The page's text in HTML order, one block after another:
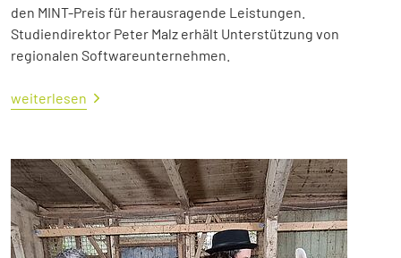
den MINT-Preis für herausragende Leistungen.
Studiendirektor Peter Malz erhält Unterstützung von
regionalen Softwareunternehmen.
weiterlesen